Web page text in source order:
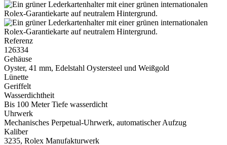
Referenz
126334
Gehäuse
Oyster, 41 mm, Edelstahl Oystersteel und Weißgold
Lünette
Geriffelt
Wasserdichtheit
Bis 100 Meter Tiefe wasserdicht
Uhrwerk
Mechanisches Perpetual-Uhrwerk, automatischer Aufzug
Kaliber
3235, Rolex Manufakturwerk